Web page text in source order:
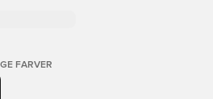
FARVER